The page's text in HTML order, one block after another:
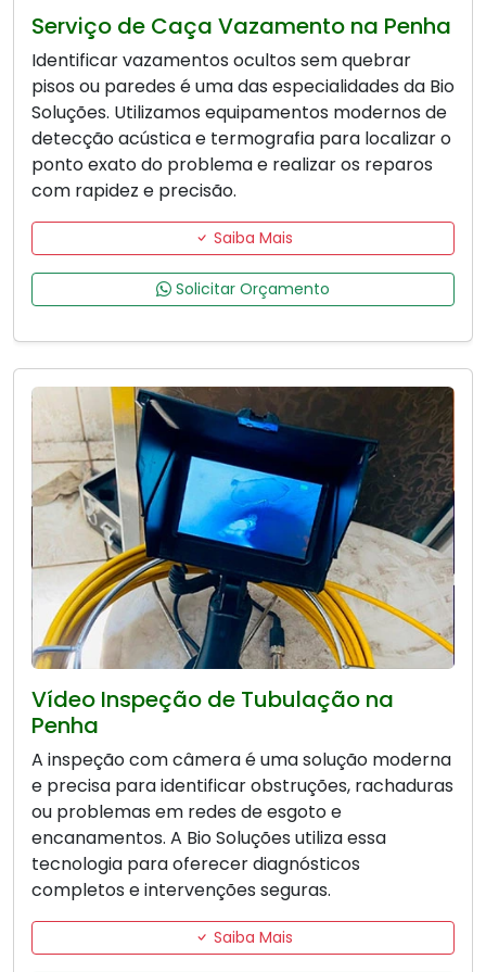
Serviço de Caça Vazamento na Penha
Identificar vazamentos ocultos sem quebrar
pisos ou paredes é uma das especialidades da Bio
Soluções. Utilizamos equipamentos modernos de
detecção acústica e termografia para localizar o
ponto exato do problema e realizar os reparos
com rapidez e precisão.
Saiba Mais
Solicitar Orçamento
Vídeo Inspeção de Tubulação na
Penha
A inspeção com câmera é uma solução moderna
e precisa para identificar obstruções, rachaduras
ou problemas em redes de esgoto e
encanamentos. A Bio Soluções utiliza essa
tecnologia para oferecer diagnósticos
completos e intervenções seguras.
Saiba Mais